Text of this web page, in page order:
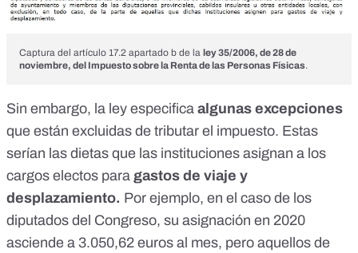
Captura del artículo 17.2 apartado b de la ley 35/2006, de 28 de
noviembre, del Impuesto sobre la Renta de las Personas Físicas.
Sin embargo, la ley especifica algunas excepciones
que están excluidas de tributar el impuesto. Estas
serían las dietas que las instituciones asignan a los
cargos electos para gastos de viaje y
desplazamiento. Por ejemplo, en el caso de los
diputados del Congreso, su asignación en 2020
asciende a 3.050,62 euros al mes, pero aquellos de